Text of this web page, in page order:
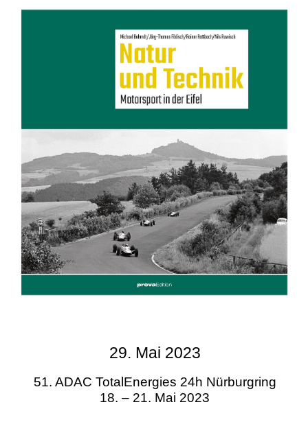
29. Mai 2023
51. ADAC TotalEnergies 24h Nürburgring
18. – 21. Mai 2023